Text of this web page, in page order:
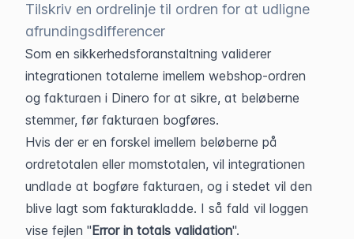
Tilskriv en ordrelinje til ordren for at udligne
afrundingsdifferencer
Som en sikkerhedsforanstaltning validerer
integrationen totalerne imellem webshop-ordren
og fakturaen i Dinero for at sikre, at beløberne
stemmer, før fakturaen bogføres.
Hvis der er en forskel imellem beløberne på
ordretotalen eller momstotalen, vil integrationen
undlade at bogføre fakturaen, og i stedet vil den
blive lagt som fakturakladde. I så fald vil loggen
vise fejlen "Error in totals validation".